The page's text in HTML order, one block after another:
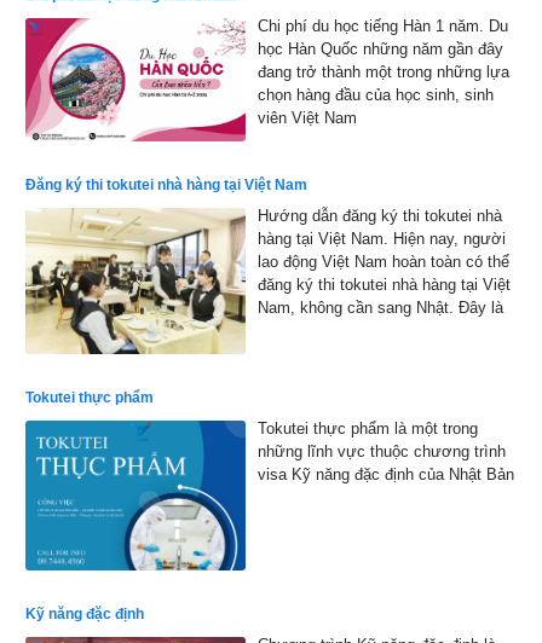
2026
Chi phí du học tiếng Hàn 1 năm. Du
học Hàn Quốc những năm gần đây
đang trở thành một trong những lựa
chọn hàng đầu của học sinh, sinh
viên Việt Nam
Đăng ký thi tokutei nhà hàng tại Việt Nam
Hướng dẫn đăng ký thi tokutei nhà
hàng tại Việt Nam. Hiện nay, người
lao động Việt Nam hoàn toàn có thể
đăng ký thi tokutei nhà hàng tại Việt
Nam, không cần sang Nhật. Đây là
Tokutei thực phẩm
Tokutei thực phẩm là một trong
những lĩnh vực thuộc chương trình
visa Kỹ năng đặc định của Nhật Bản
Kỹ năng đặc định